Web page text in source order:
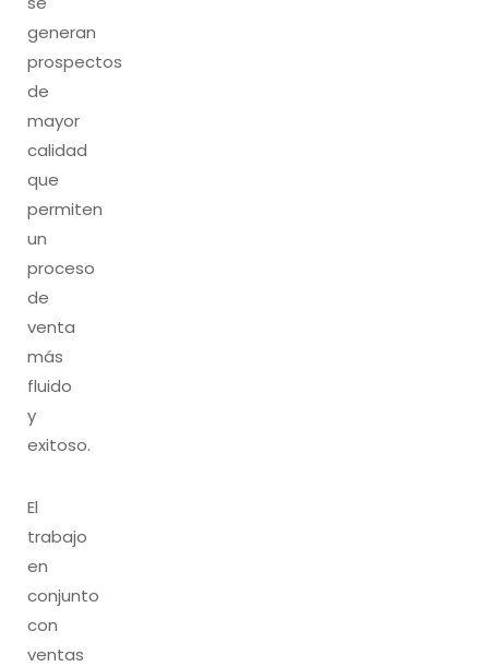
generan
prospectos
de
mayor
calidad
que
permiten
un
proceso
de
venta
más
fluido
y
exitoso.
El
trabajo
en
conjunto
con
ventas